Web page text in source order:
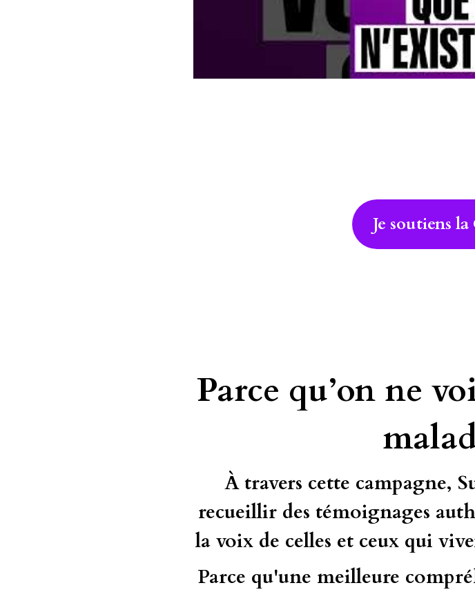
Je soutiens
Parce qu’on ne
À travers cette campagne,
recueillir des témoignages
la voix de celles et ceux qui
Parce qu'une meilleure